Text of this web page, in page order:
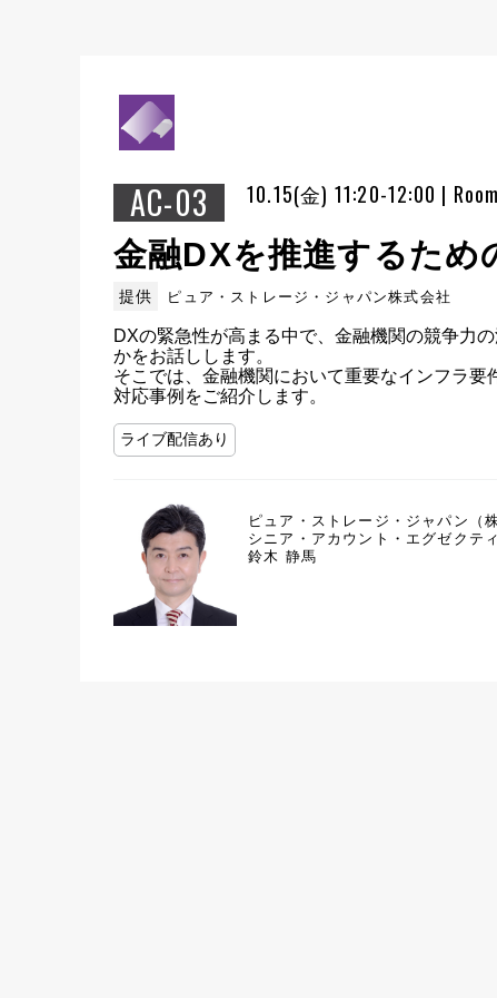
AC-03 10.15(金) 11:20-12:00 |
金融DXを推進するため
提供 ピュア・ストレージ・ジャパン株式会社
DXの緊急性が高まる中で、金融機関の競争力
かをお話しします。
そこでは、金融機関において重要なインフラ
対応事例をご紹介します。
ライブ配信あり
ピュア・ストレージ・ジャパン（株
シニア・アカウント・エグゼクテ
鈴木 静馬